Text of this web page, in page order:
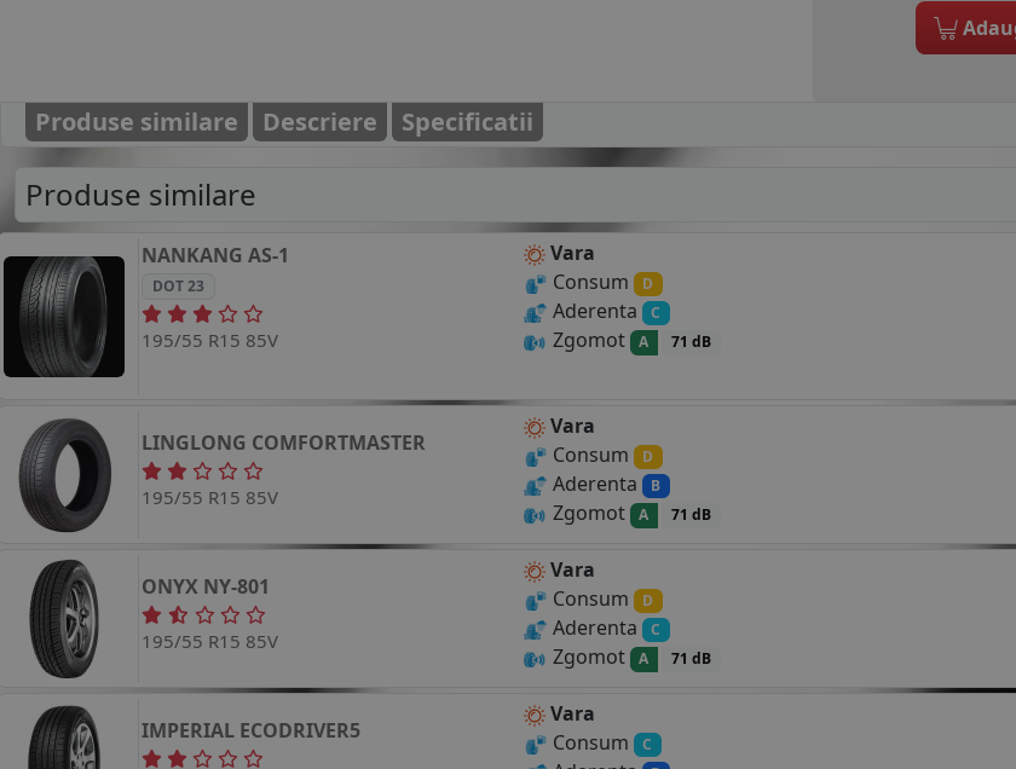
Produse similare Descriere Specificatii
Produse similare
NANKANG AS-1
DOT 23
195/55 R15 85V
Vara
Consum
D
Aderenta C
Zgomot A 71 dB
LINGLONG COMFORTMASTER
195/55 R15 85V
Vara
Consum
D
Aderenta B
Zgomot A 71 dB
ONYX NY-801
195/55 R15 85V
Vara
Consum
D
Aderenta C
Zgomot A 71 dB
IMPERIAL ECODRIVER5
Vara
Consum
C